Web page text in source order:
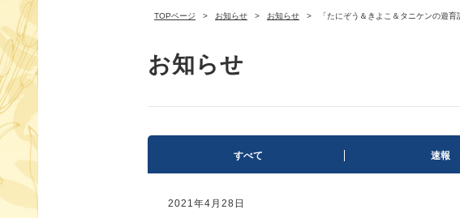
TOPページ お知らせ お知らせ 「たにぞう＆きよこ＆タニケンの遊
お知らせ
すべて 速報
2021年4月28日